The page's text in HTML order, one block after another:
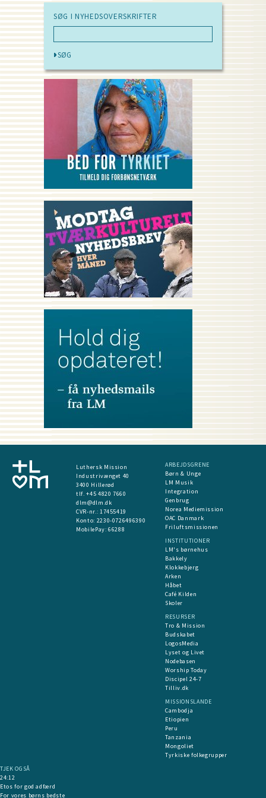
SØG I NYHEDSOVERSKRIFTER
Luthersk Mission
Industrivænget 40
3400 Hillerød
tlf. +45 4820 7660
dlm@dlm.dk
CVR-nr.: 17455419
​Konto: 2230-0726496390
MobilePay:66288
ARBEJDSGRENE
Børn & Unge
LM Musik
Integration
Genbrug
Norea Mediemission
OAC Danmark
Friluftsmissionen
INSTITUTIONER
LM's børnehus
Bakkely
Klokkebjerg
Arken
Håbet
Café Kilden
Skoler
RESURSER
Tro & Mission
Budskabet
LogosMedia
Lyset og Livet
Nodebasen
Worship Today
Discipel 24-7
Tilliv.dk
MISSIONSLANDE
Cambodja
Etiopien
Peru
Tanzania
Mongoliet
Tyrkiske folkegrupper
TJEK OGSÅ
24:12
Etos for god adfærd
For vores børns bedste